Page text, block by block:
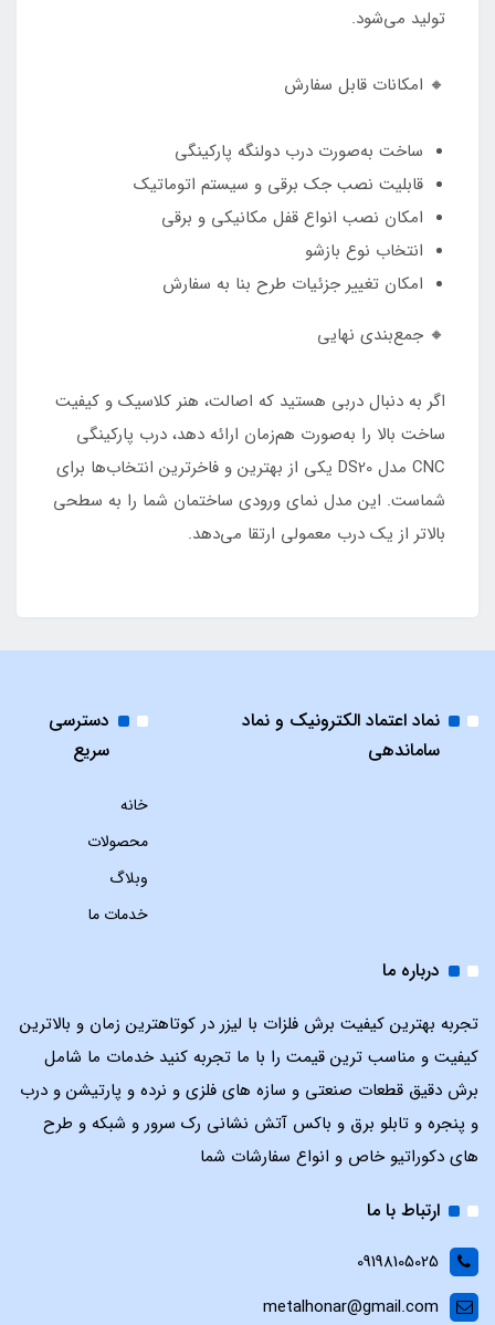
تولید می‌شود.
🔸 امکانات قابل سفارش
ساخت به‌صورت درب دولنگه پارکینگی
قابلیت نصب جک برقی و سیستم اتوماتیک
امکان نصب انواع قفل مکانیکی و برقی
انتخاب نوع بازشو
امکان تغییر جزئیات طرح بنا به سفارش
🔸 جمع‌بندی نهایی
اگر به دنبال دربی هستید که اصالت، هنر کلاسیک و کیفیت
ساخت بالا را به‌صورت هم‌زمان ارائه دهد، درب پارکینگی
CNC مدل DS20 یکی از بهترین و فاخرترین انتخاب‌ها برای
شماست. این مدل نمای ورودی ساختمان شما را به سطحی
بالاتر از یک درب معمولی ارتقا می‌دهد.
نماد اعتماد الکترونیک و نماد
ساماندهی
دسترسی
سریع
خانه
محصولات
وبلاگ
خدمات ما
درباره ما
تجربه بهترین کیفیت برش فلزات با لیزر در کوتاهترین زمان و بالاترین
کیفیت و مناسب ترین قیمت را با ما تجربه کنید خدمات ما شامل
برش دقیق قطعات صنعتی و سازه های فلزی و نرده و پارتیشن و درب
و پنجره و تابلو برق و باکس آتش نشانی رک سرور و شبکه و طرح
های دکوراتیو خاص و انواع سفارشات شما
ارتباط با ما
09198105025
metalhonar@gmail.com